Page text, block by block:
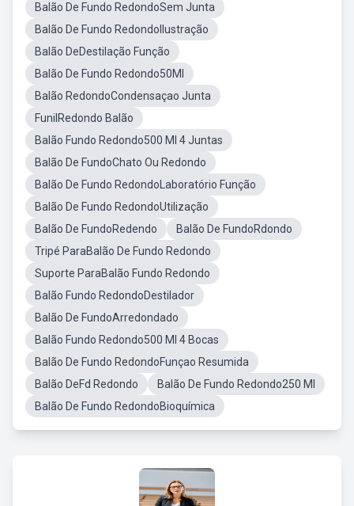
Balão De Fundo RedondoSem Junta
Balão De Fundo RedondoIlustração
Balão DeDestilação Função
Balão De Fundo Redondo50Ml
Balão RedondoCondensaçao Junta
FunilRedondo Balão
Balão Fundo Redondo500 Ml 4 Juntas
Balão De FundoChato Ou Redondo
Balão De Fundo RedondoLaboratório Função
Balão De Fundo RedondoUtilização
Balão De FundoRedendo
Balão De FundoRdondo
Tripé ParaBalão De Fundo Redondo
Suporte ParaBalão Fundo Redondo
Balão Fundo RedondoDestilador
Balão De FundoArredondado
Balão Fundo Redondo500 Ml 4 Bocas
Balão De Fundo RedondoFunçao Resumida
Balão DeFd Redondo
Balão De Fundo Redondo250 Ml
Balão De Fundo RedondoBioquímica